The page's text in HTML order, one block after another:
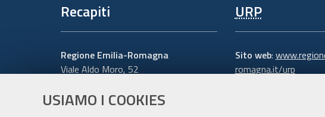
USIAMO I COOKIES
Recapiti
Regione Emilia-Romagna
Viale Aldo Moro, 52
Centralino 051 5271
URP
Sito web:
romagna.it/urp